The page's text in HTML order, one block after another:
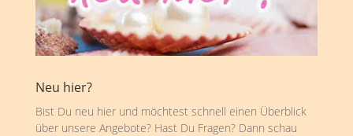
Neu hier?
Bist Du neu hier und möchtest schnell einen Überblick
über unsere Angebote? Hast Du Fragen? Dann schau